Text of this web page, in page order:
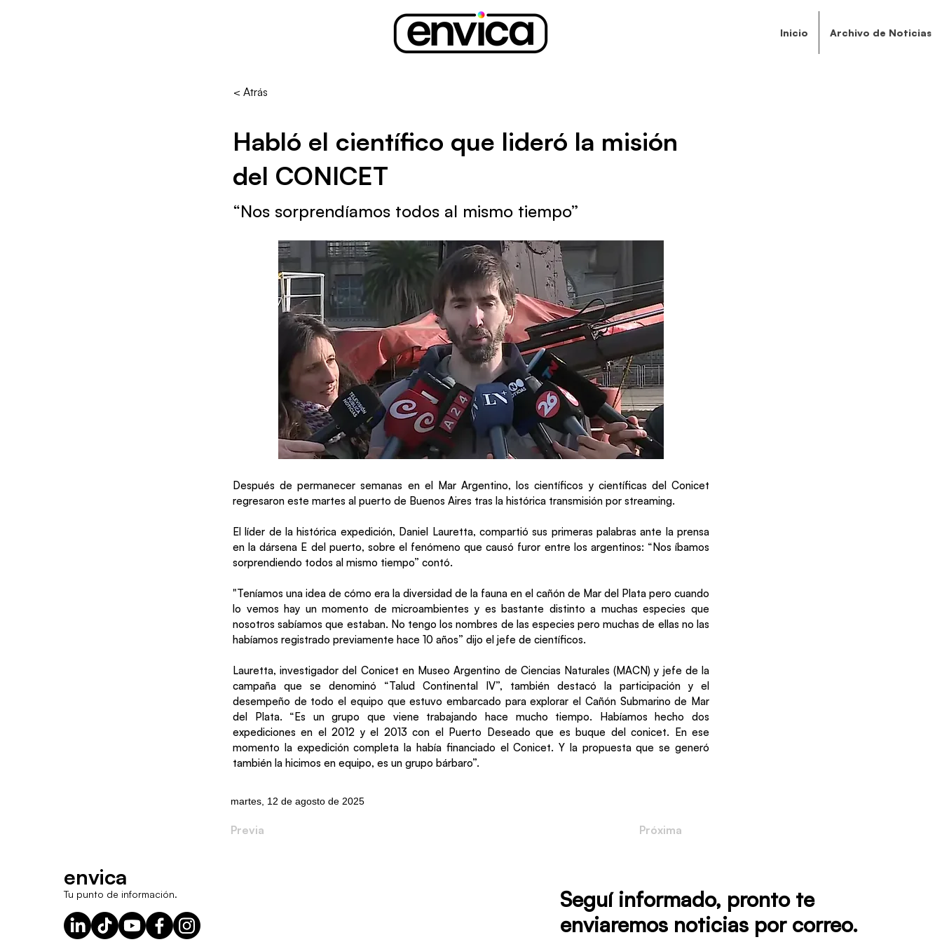
Inicio Archivo de Noticias
< Atrás
Habló el científico que lideró la misión
del CONICET
“Nos sorprendíamos todos al mismo tiempo”
Después de permanecer semanas en el Mar Argentino, los científicos y científicas del Conicet
regresaron este martes al puerto de Buenos Aires tras la histórica transmisión por streaming.
El líder de la histórica expedición, Daniel Lauretta, compartió sus primeras palabras ante la prensa
en la dársena E del puerto, sobre el fenómeno que causó furor entre los argentinos: “Nos íbamos
sorprendiendo todos al mismo tiempo” contó.
"Teníamos una idea de cómo era la diversidad de la fauna en el cañón de Mar del Plata pero cuando
lo vemos hay un momento de microambientes y es bastante distinto a muchas especies que
nosotros sabíamos que estaban. No tengo los nombres de las especies pero muchas de ellas no las
habíamos registrado previamente hace 10 años” dijo el jefe de científicos.
Lauretta, investigador del Conicet en Museo Argentino de Ciencias Naturales (MACN) y jefe de la
campaña que se denominó “Talud Continental IV”, también destacó la participación y el
desempeño de todo el equipo que estuvo embarcado para explorar el Cañón Submarino de Mar
del Plata. “Es un grupo que viene trabajando hace mucho tiempo. Habíamos hecho dos
expediciones en el 2012 y el 2013 con el Puerto Deseado que es buque del conicet. En ese
momento la expedición completa la había financiado el Conicet. Y la propuesta que se generó
también la hicimos en equipo, es un grupo bárbaro”.
martes, 12 de agosto de 2025
Previa Próxima
envica
Tu punto de información.
Seguí informado, pronto te
enviaremos noticias por correo.